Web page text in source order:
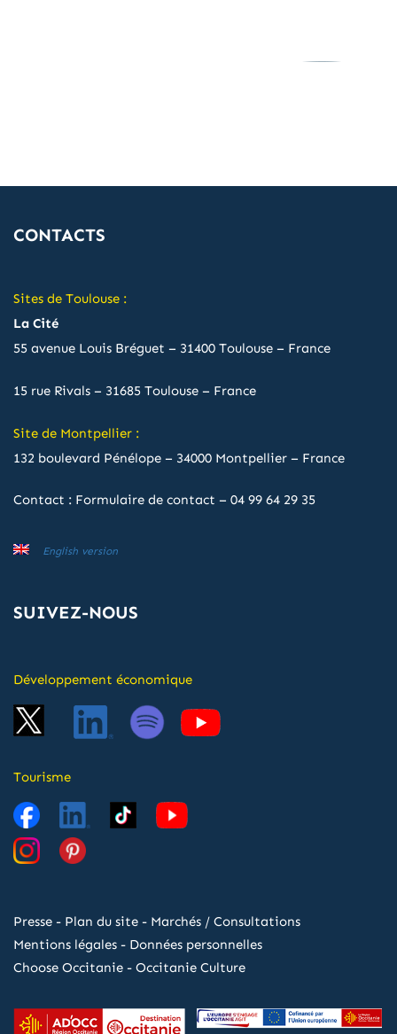
CONTACTS
Sites de Toulouse :
La Cité
55 avenue Louis Bréguet – 31400 Toulouse – France
15 rue Rivals – 31685 Toulouse – France
Site de Montpellier :
132 boulevard Pénélope – 34000 Montpellier – France
Contact : Formulaire de contact – 04 99 64 29 35
English version
SUIVEZ-NOUS
Développement économique
Tourisme
Presse - Plan du site - Marchés / Consultations
Mentions légales - Données personnelles
Choose Occitanie - Occitanie Culture